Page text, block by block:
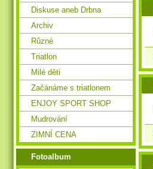
Diskuse aneb Drbna
Archiv
Různé
Triatlon
Milé děti
Začánáme s triatlonem
ENJOY SPORT SHOP
Mudrování
ZIMNÍ CENA
Fotoalbum